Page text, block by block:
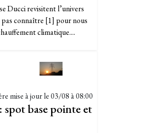
Ducci revisitent l’univers
pas connaître [1] pour nous
climatique....
mise à jour le03/08 à 08:00
base pointe et